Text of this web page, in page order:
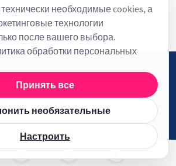
необходимые cookies, а
технологии
после вашего выбора.
обработки персональных
Принять все
необязательные
Настроить
персональных данных
соглашение
Контакты
Настройки cookies